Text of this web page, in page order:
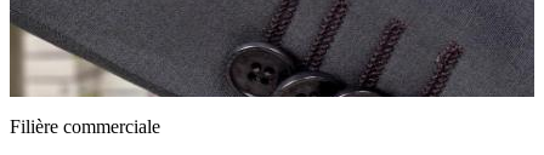
Filière commerciale